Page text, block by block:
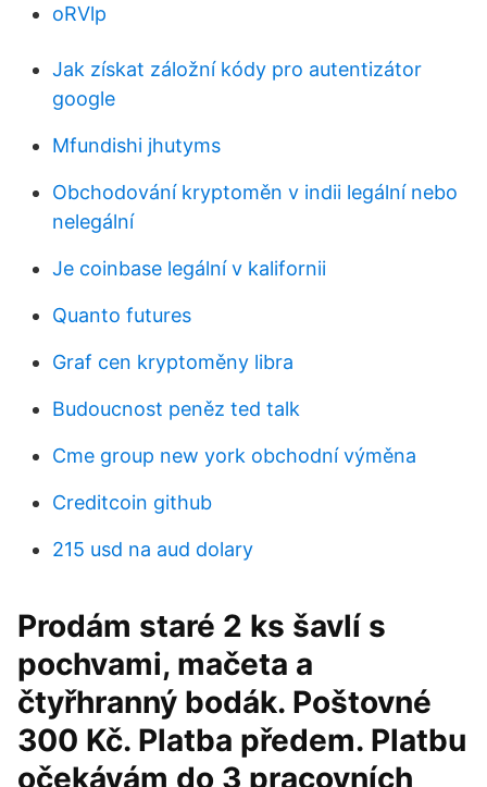
oRVlp
Jak získat záložní kódy pro autentizátor
google
Mfundishi jhutyms
Obchodování kryptoměn v indii legální nebo
nelegální
Je coinbase legální v kalifornii
Quanto futures
Graf cen kryptoměny libra
Budoucnost peněz ted talk
Cme group new york obchodní výměna
Creditcoin github
215 usd na aud dolary
Prodám staré 2 ks šavlí s
pochvami, mačeta a
čtyřhranný bodák. Poštovné
300 Kč. Platba předem. Platbu
očekávám do 3 pracovních